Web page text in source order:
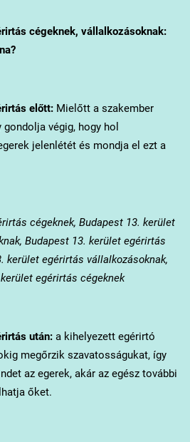
cégeknek, vállalkozásoknak:
előtt:Mielőtt a szakember
végig, hogy hol
jelenlétét és mondja el ezt a
cégeknek, Budapest 13. kerület
Budapest 13. kerület egérirtás
kerület egérirtás vállalkozásoknak,
egérirtás cégeknek
után:a kihelyezett egérirtó
megőrzik szavatosságukat, így
az egerek, akár az egész további
őket.